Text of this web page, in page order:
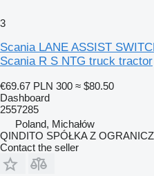
3
Scania LANE ASSIST
Scania R S NTG truck tractor
€69.67 PLN 300 ≈ $80.50
Dashboard
2557285
Poland, Michałów
QINDITO SPÓŁKA Z
Contact the seller